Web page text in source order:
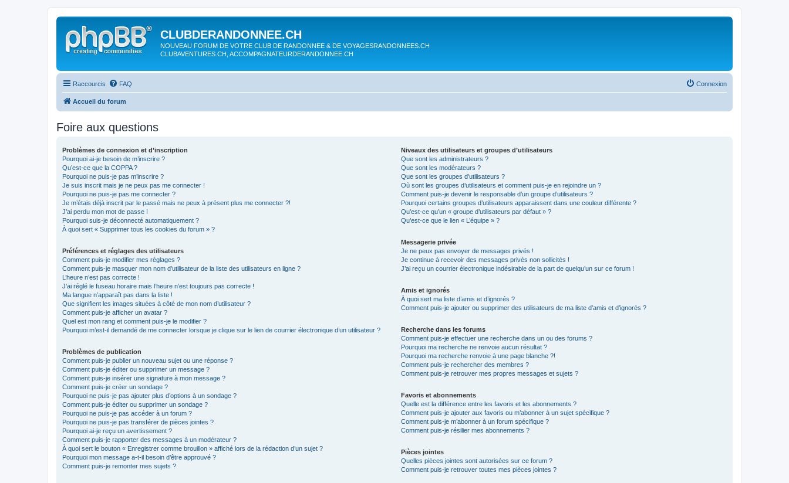
CLUBDERANDONNEE.CH
NOUVEAU FORUM DE VOTRE CLUB DE RANDONNEE & DE VOYAGESRANDONNEES.CH
CLUBAVENTURES.CH, ACCOMPAGNATEURDERANDONNEE.CH
Raccourcis FAQ Connexion
Accueil du forum
Foire aux questions
Problèmes de connexion et d’inscription
Pourquoi ai-je besoin de m’inscrire ?
Qu’est-ce que la COPPA ?
Pourquoi ne puis-je pas m’inscrire ?
Je suis inscrit mais je ne peux pas me connecter !
Pourquoi ne puis-je pas me connecter ?
Je m’étais déjà inscrit par le passé mais ne peux à présent plus me connecter ?!
J’ai perdu mon mot de passe !
Pourquoi suis-je déconnecté automatiquement ?
À quoi sert « Supprimer tous les cookies du forum » ?
Préférences et réglages des utilisateurs
Comment puis-je modifier mes réglages ?
Comment puis-je masquer mon nom d’utilisateur de la liste des utilisateurs en ligne ?
L’heure n’est pas correcte !
J’ai réglé le fuseau horaire mais l’heure n’est toujours pas correcte !
Ma langue n’apparaît pas dans la liste !
Que signifient les images situées à côté de mon nom d’utilisateur ?
Comment puis-je afficher un avatar ?
Quel est mon rang et comment puis-je le modifier ?
Pourquoi m’est-il demandé de me connecter lorsque je clique sur le lien de courrier électronique d’un utilisateur ?
Problèmes de publication
Comment puis-je publier un nouveau sujet ou une réponse ?
Comment puis-je éditer ou supprimer un message ?
Comment puis-je insérer une signature à mon message ?
Comment puis-je créer un sondage ?
Pourquoi ne puis-je pas ajouter plus d’options à un sondage ?
Comment puis-je éditer ou supprimer un sondage ?
Pourquoi ne puis-je pas accéder à un forum ?
Pourquoi ne puis-je pas transférer de pièces jointes ?
Pourquoi ai-je reçu un avertissement ?
Comment puis-je rapporter des messages à un modérateur ?
À quoi sert le bouton « Enregistrer comme brouillon » affiché lors de la rédaction d’un sujet ?
Pourquoi mon message a-t-il besoin d’être approuvé ?
Comment puis-je remonter mes sujets ?
Niveaux des utilisateurs et groupes d’utilisateurs
Que sont les administrateurs ?
Que sont les modérateurs ?
Que sont les groupes d’utilisateurs ?
Où sont les groupes d’utilisateurs et comment puis-je en rejoindre un ?
Comment puis-je devenir le responsable d’un groupe d’utilisateurs ?
Pourquoi certains groupes d’utilisateurs apparaissent dans une couleur différente ?
Qu’est-ce qu’un « groupe d’utilisateurs par défaut » ?
Qu’est-ce que le lien « L’équipe » ?
Messagerie privée
Je ne peux pas envoyer de messages privés !
Je continue à recevoir des messages privés non sollicités !
J’ai reçu un courrier électronique indésirable de la part de quelqu’un sur ce forum !
Amis et ignorés
À quoi sert ma liste d’amis et d’ignorés ?
Comment puis-je ajouter ou supprimer des utilisateurs de ma liste d’amis et d’ignorés ?
Recherche dans les forums
Comment puis-je effectuer une recherche dans un ou des forums ?
Pourquoi ma recherche ne renvoie aucun résultat ?
Pourquoi ma recherche renvoie à une page blanche ?!
Comment puis-je rechercher des membres ?
Comment puis-je retrouver mes propres messages et sujets ?
Favoris et abonnements
Quelle est la différence entre les favoris et les abonnements ?
Comment puis-je ajouter aux favoris ou m’abonner à un sujet spécifique ?
Comment puis-je m’abonner à un forum spécifique ?
Comment puis-je résilier mes abonnements ?
Pièces jointes
Quelles pièces jointes sont autorisées sur ce forum ?
Comment puis-je retrouver toutes mes pièces jointes ?